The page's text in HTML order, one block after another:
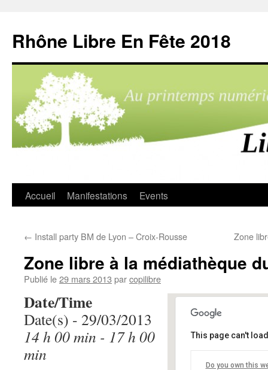
contenu
Rhône Libre En Fête 2018
Accueil Manifestations Events
← Install party BM de Lyon – Croix-Rousse Zone
Zone libre à la médiathèque
Publié le29 mars 2013 parcopilibre
This page can't
Do you own this
Date/Time
Date(s) - 29/03/2013
14 h 00 min - 17 h 00
min